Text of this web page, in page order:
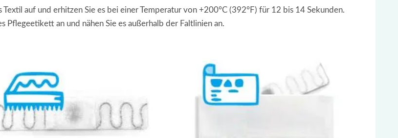
auf und erhitzen Sie es bei einer Temperatur von +200°C (392°F) für 12 bis 14 Sekunden.
Pflegeetikett an und nähen Sie es außerhalb der Faltlinien an.